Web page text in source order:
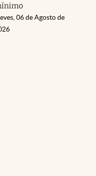
06 de Agosto de